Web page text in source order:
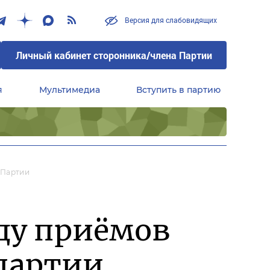
Версия для слабовидящих
Личный кабинет сторонника/члена Партии
Мультимедиа Вступить в партию
приёмов